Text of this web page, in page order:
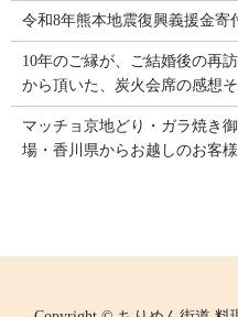
令和8年熊本地震復興義援金寄
10年のご縁が、ご結婚後の再
から頂いた、炭火会席の感想
マッチョ京地どり・ガラ焼き
場・香川県からお越しのお客様